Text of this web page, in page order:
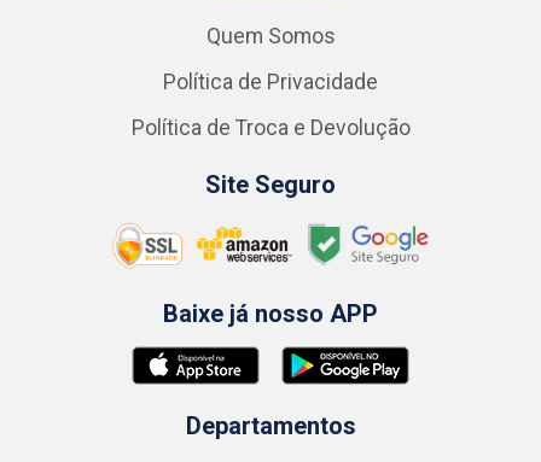
Quem Somos
Política de Privacidade
Política de Troca e Devolução
Site Seguro
Baixe já nosso APP
Departamentos